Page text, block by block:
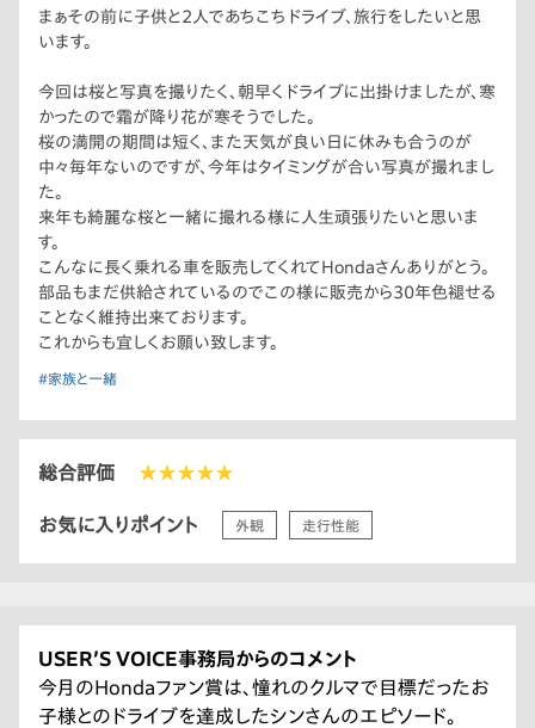
まぁその前に子供と2人であちこちドライブ、旅行をしたいと思
います。
今回は桜と写真を撮りたく、朝早くドライブに出掛けましたが、寒
かったので霜が降り花が寒そうでした。
桜の満開の期間は短く、また天気が良い日に休みも合うのが
中々毎年ないのですが、今年はタイミングが合い写真が撮れまし
た。
来年も綺麗な桜と一緒に撮れる様に人生頑張りたいと思いま
す。
こんなに長く乗れる車を販売してくれてHondaさんありがとう。
部品もまだ供給されているのでこの様に販売から30年色褪せる
ことなく維持出来ております。
これからも宜しくお願い致します。
#家族と一緒
総合評価 ★★★★★
お気に入りポイント 外観 走行性能
USER’S VOICE事務局からのコメント
今月のHondaファン賞は、憧れのクルマで目標だったお
子様とのドライブを達成したシンさんのエピソード。